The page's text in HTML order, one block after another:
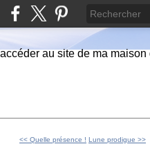
au site de ma
<< Quelle présence ! Lune prodigue >>